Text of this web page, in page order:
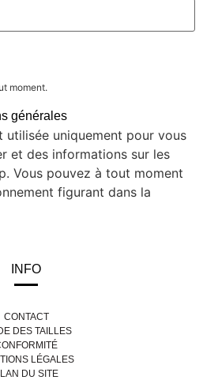
moment.
générales
utilisée uniquement pour vous
et des informations sur les
Vous pouvez à tout moment
figurant dans la
INFO
CONTACT
DES TAILLES
LÉGALES
DU SITE